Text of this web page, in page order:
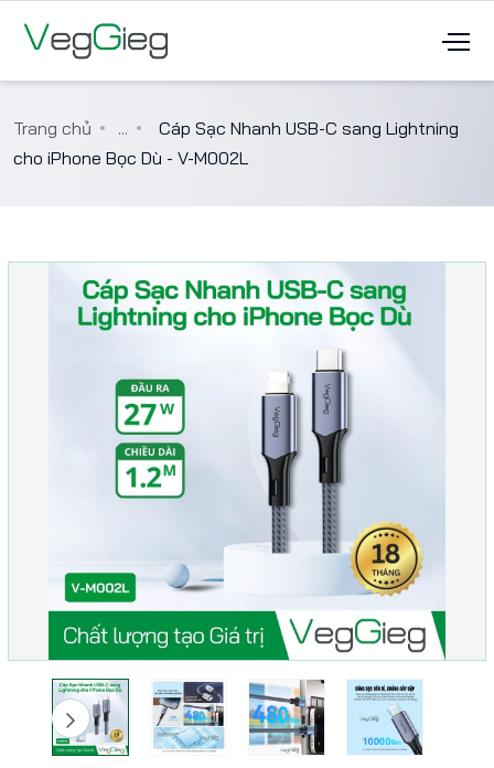
Trang chủ ...
Cáp Sạc Nhanh USB-C sang Lightning
cho iPhone Bọc Dù - V-M002L